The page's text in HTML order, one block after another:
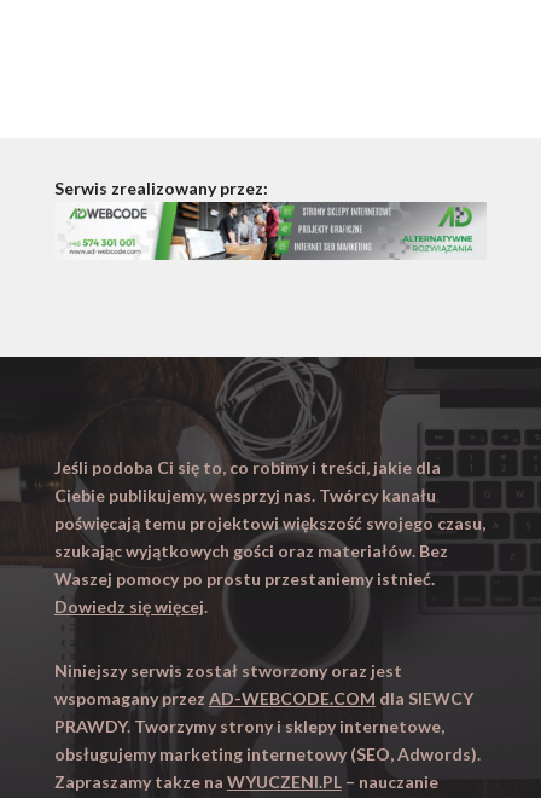
Serwis zrealizowany przez:
Jeśli podoba Ci się to, co robimy i treści, jakie dla
Ciebie publikujemy, wesprzyj nas. Twórcy kanału
poświęcają temu projektowi większość swojego czasu,
szukając wyjątkowych gości oraz materiałów. Bez
Waszej pomocy po prostu przestaniemy istnieć.
Dowiedz się więcej.
Niniejszy serwis został stworzony oraz jest
wspomagany przez AD-WEBCODE.COM dla SIEWCY
PRAWDY. Tworzymy strony i sklepy internetowe,
obsługujemy marketing internetowy (SEO, Adwords).
Zapraszamy takze na WYUCZENI.PL– nauczanie